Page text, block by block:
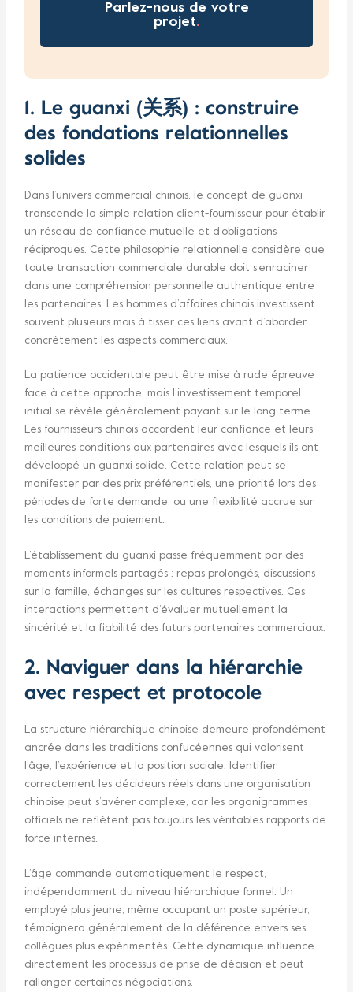
Parlez-nous de votre
projet.
1. Le guanxi (关系) : construire
des fondations relationnelles
solides
Dans l’univers commercial chinois, le concept de guanxi
transcende la simple relation client-fournisseur pour établir
un réseau de confiance mutuelle et d’obligations
réciproques. Cette philosophie relationnelle considère que
toute transaction commerciale durable doit s’enraciner
dans une compréhension personnelle authentique entre
les partenaires. Les hommes d’affaires chinois investissent
souvent plusieurs mois à tisser ces liens avant d’aborder
concrètement les aspects commerciaux.
La patience occidentale peut être mise à rude épreuve
face à cette approche, mais l’investissement temporel
initial se révèle généralement payant sur le long terme.
Les fournisseurs chinois accordent leur confiance et leurs
meilleures conditions aux partenaires avec lesquels ils ont
développé un guanxi solide. Cette relation peut se
manifester par des prix préférentiels, une priorité lors des
périodes de forte demande, ou une flexibilité accrue sur
les conditions de paiement.
L’établissement du guanxi passe fréquemment par des
moments informels partagés : repas prolongés, discussions
sur la famille, échanges sur les cultures respectives. Ces
interactions permettent d’évaluer mutuellement la
sincérité et la fiabilité des futurs partenaires commerciaux.
2. Naviguer dans la hiérarchie
avec respect et protocole
La structure hiérarchique chinoise demeure profondément
ancrée dans les traditions confucéennes qui valorisent
l’âge, l’expérience et la position sociale. Identifier
correctement les décideurs réels dans une organisation
chinoise peut s’avérer complexe, car les organigrammes
officiels ne reflètent pas toujours les véritables rapports de
force internes.
L’âge commande automatiquement le respect,
indépendamment du niveau hiérarchique formel. Un
employé plus jeune, même occupant un poste supérieur,
témoignera généralement de la déférence envers ses
collègues plus expérimentés. Cette dynamique influence
directement les processus de prise de décision et peut
rallonger certaines négociations.